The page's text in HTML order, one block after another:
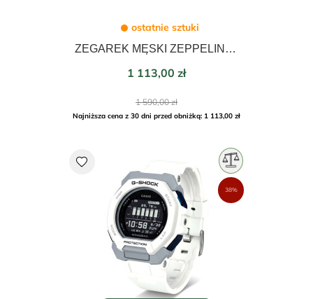
ostatnie sztuki
ZEGAREK MĘSKI ZEPPELIN LZ14 MARINE CHRONORGRAPH 42mm 8888MB-2
Cena
1 113,00 zł
Cena
podstawowa
1 590,00 zł
Najniższa cena z 30 dni przed obniżką: 1 113,00 zł
favorite
38%